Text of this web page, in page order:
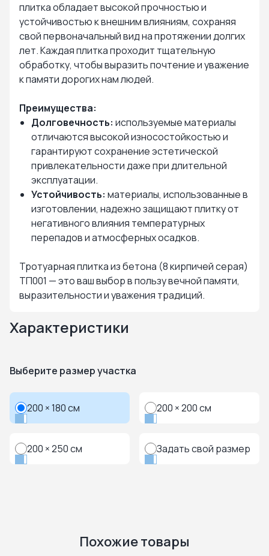
плитка обладает высокой прочностью и
устойчивостью к внешним влияниям, сохраняя
свой первоначальный вид на протяжении долгих
лет. Каждая плитка проходит тщательную
обработку, чтобы выразить почтение и уважение
к памяти дорогих нам людей.
Преимущества:
Долговечность: используемые материалы
отличаются высокой износостойкостью и
гарантируют сохранение эстетической
привлекательности даже при длительной
эксплуатации.
Устойчивость: материалы, использованные в
изготовлении, надежно защищают плитку от
негативного влияния температурных
перепадов и атмосферных осадков.
Тротуарная плитка из бетона (8 кирпичей серая)
ТП001 — это ваш выбор в пользу вечной памяти,
выразительности и уважения традиций.
Характеристики
Выберите размер участка
200 × 180 см 200 × 200 см
200 × 250 см Задать свой размер
Похожие товары